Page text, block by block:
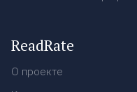
ReadRate
О проекте